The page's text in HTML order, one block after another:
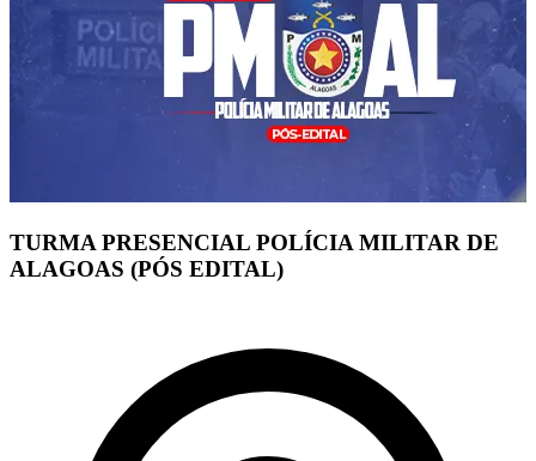
TURMA PRESENCIAL POLÍCIA MILITAR DE
ALAGOAS (PÓS EDITAL)